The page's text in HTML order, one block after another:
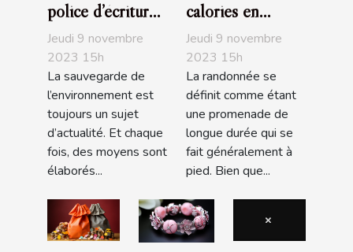
police d’écriture
écologique
Jeudi 9 novembre
2023 15h
La sauvegarde de
l’environnement est
toujours un sujet
d’actualité. Et chaque
fois, des moyens sont
élaborés...
calories en
faisant de la
randonnée
Jeudi 9 novembre
2023 15h
La randonnée se
définit comme étant
une promenade de
longue durée qui se
fait généralement à
pied. Bien que...